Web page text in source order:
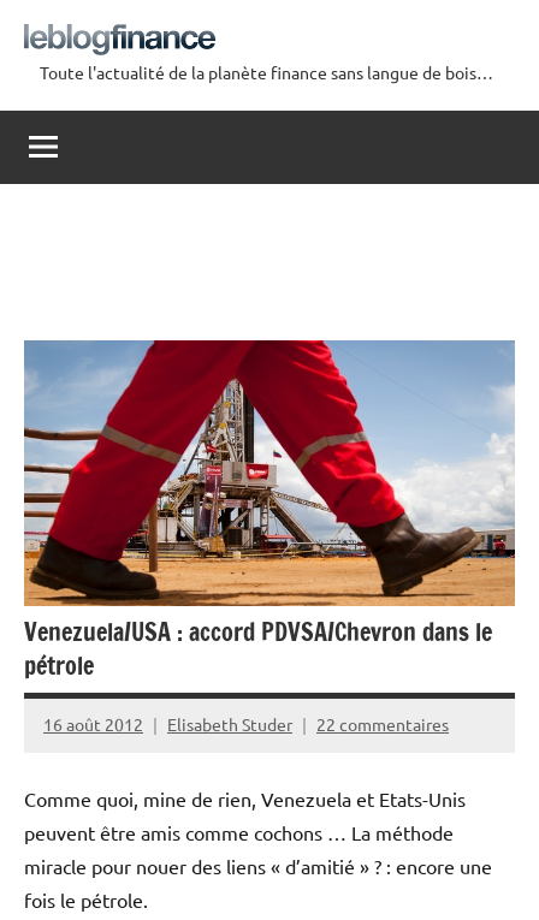
contenu
Le
Blog
Finance
Toute l'actualité de la planète finance sans langue de bois…
Venezuela/USA : accord PDVSA/Chevron dans le
pétrole
16 août 2012 Elisabeth Studer 22 commentaires
Comme quoi, mine de rien, Venezuela et Etats-Unis
peuvent être amis comme cochons … La méthode
miracle pour nouer des liens « d’amitié » ? : encore une
fois le pétrole.